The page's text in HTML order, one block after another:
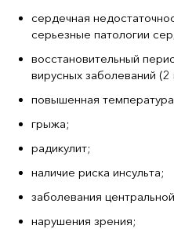
сердечная
серьезные патологии
восстановительный
вирусных заболеваний (2
повышенная
грыжа;
радикулит;
наличие риска инсульта;
заболевания
нарушения зрения;